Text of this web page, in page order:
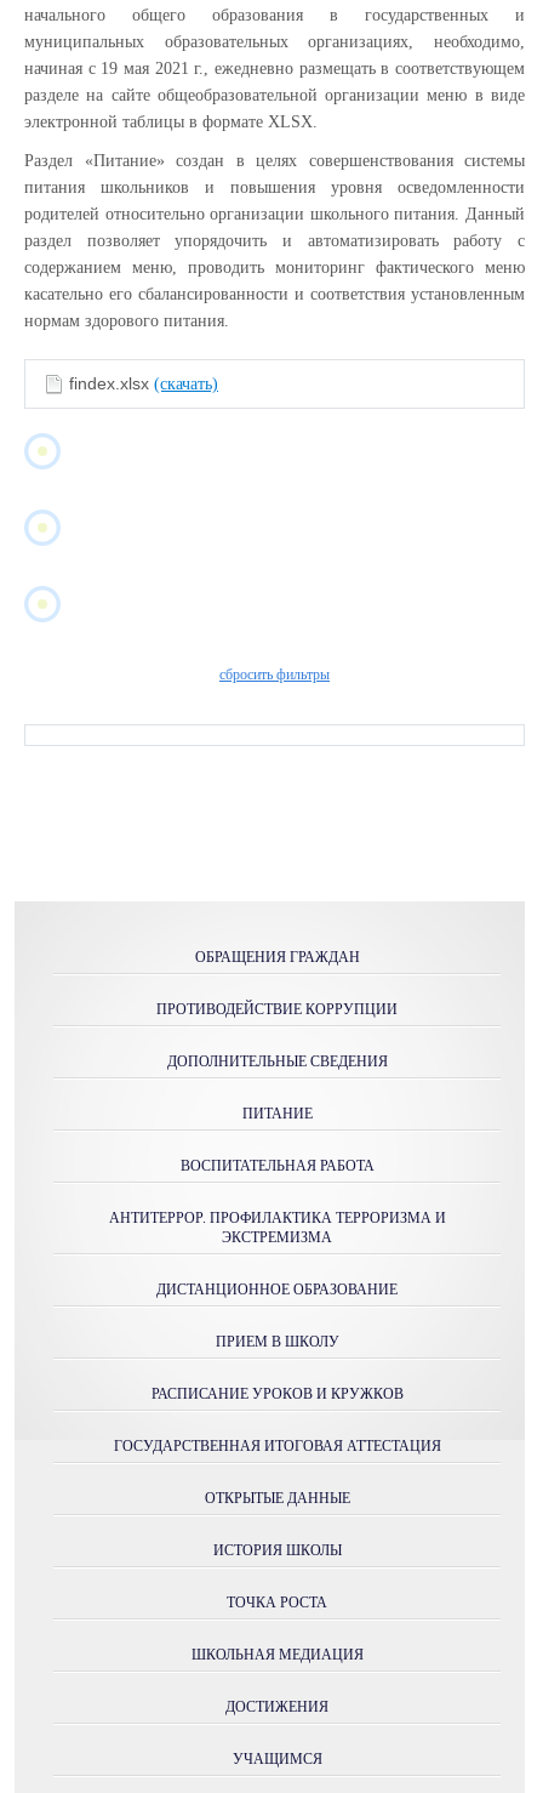
начального общего образования в государственных и
муниципальных образовательных организациях, необходимо,
начиная с 19 мая 2021 г., ежедневно размещать в соответствующем
разделе на сайте общеобразовательной организации меню в виде
электронной таблицы в формате XLSX.
Раздел «Питание» создан в целях совершенствования системы
питания школьников и повышения уровня осведомленности
родителей относительно организации школьного питания. Данный
раздел позволяет упорядочить и автоматизировать работу с
содержанием меню, проводить мониторинг фактического меню
касательно его сбалансированности и соответствия установленным
нормам здорового питания.
findex.xlsx (скачать)
сбросить фильтры
ОБРАЩЕНИЯ ГРАЖДАН
ПРОТИВОДЕЙСТВИЕ КОРРУПЦИИ
ДОПОЛНИТЕЛЬНЫЕ СВЕДЕНИЯ
ПИТАНИЕ
ВОСПИТАТЕЛЬНАЯ РАБОТА
АНТИТЕРРОР. ПРОФИЛАКТИКА ТЕРРОРИЗМА И
ЭКСТРЕМИЗМА
ДИСТАНЦИОННОЕ ОБРАЗОВАНИЕ
ПРИЕМ В ШКОЛУ
РАСПИСАНИЕ УРОКОВ И КРУЖКОВ
ГОСУДАРСТВЕННАЯ ИТОГОВАЯ АТТЕСТАЦИЯ
ОТКРЫТЫЕ ДАННЫЕ
ИСТОРИЯ ШКОЛЫ
ТОЧКА РОСТА
ШКОЛЬНАЯ МЕДИАЦИЯ
ДОСТИЖЕНИЯ
УЧАЩИМСЯ